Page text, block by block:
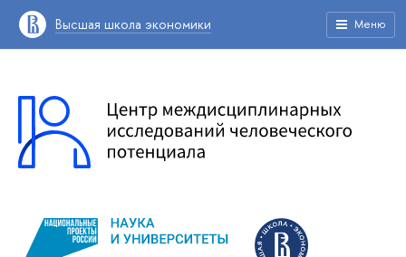
Высшая школа экономики Меню